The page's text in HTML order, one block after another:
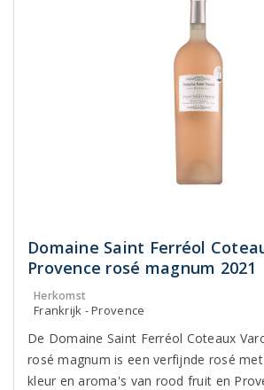
Domaine Saint Ferréol
Provence rosé magnum 2021
Herkomst
Frankrijk - Provence
De Domaine Saint Ferréol Coteaux
rosé magnum is een verfijnde rosé
kleur en aroma's van rood fruit en